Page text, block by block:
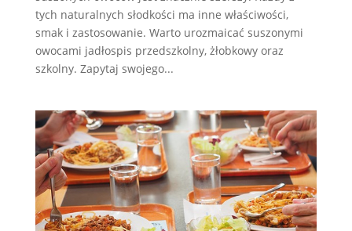
tych naturalnych słodkości ma inne właściwości,
smak i zastosowanie. Warto urozmaicać suszonymi
owocami jadłospis przedszkolny, żłobkowy oraz
szkolny. Zapytaj swojego...